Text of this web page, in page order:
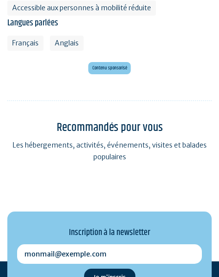
Accessible aux personnes à mobilité réduite
Langues parlées
Français Anglais
Contenu sponsorisé
Maxi mini golf 26 trous à deux pas de l'océan
Recommandés pour vous
Les hébergements, activités, événements, visites et balades
populaires
Inscription à la newsletter
monmail@exemple.com